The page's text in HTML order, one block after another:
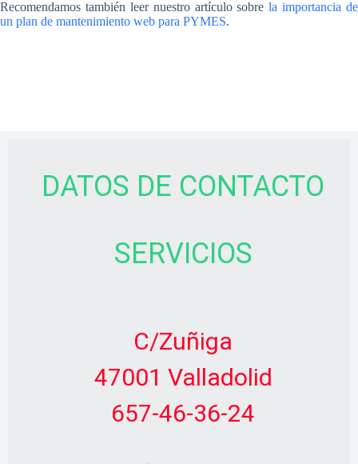
Recomendamos también leer nuestro artículo sobrela importancia de
un plan de mantenimiento web para PYMES.
DATOS DE CONTACTO
SERVICIOS
C/Zuñiga
47001 Valladolid
657-46-36-24